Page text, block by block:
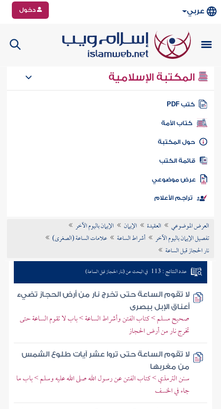
عربي دخول
المكتبة الإسلامية
كتب PDF
كتاب الأمة
المكتبة
الكتب
موضوعي
تراجم الأعلام
العرض الموضوعي العقيدة الإيمان
الإيمان باليوم الآخر
تفصيل الإيمان باليوم الآخر
أشراط الساعة
علامات الساعة (الصغرى)
نار الحجاز قبل الساعة
عدد النتائج : 113 في البحث عن (نار الحجاز قبل الساعة)
لا تقوم الساعة حتى تخرج نار من أرض الحجاز تضيء
أعناق الإبل ببصرى
صحيح مسلم > كتاب الفتن وأشراط الساعة > باب لا تقوم الساعة حتى
تخرج نار من أرض الحجاز
لا تقوم الساعة حتى تروا عشر آيات طلوع الشمس
من مغربها
سنن الترمذي > كتاب الفتن عن رسول الله صلى الله عليه وسلم > باب ما
جاء في الخسف